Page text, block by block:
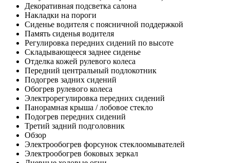
Декоративная подсветка салона
Накладки на пороги
Сиденье водителя с поясничной поддержкой
Память сиденья водителя
Регулировка передних сидений по высоте
Складывающееся заднее сиденье
Отделка кожей рулевого колеса
Передний центральный подлокотник
Подогрев задних сидений
Обогрев рулевого колеса
Электрорегулировка передних сидений
Панорамная крыша / лобовое стекло
Подогрев передних сидений
Третий задний подголовник
Обзор
Электрообогрев форсунок стеклоомывателей
Электрообогрев боковых зеркал